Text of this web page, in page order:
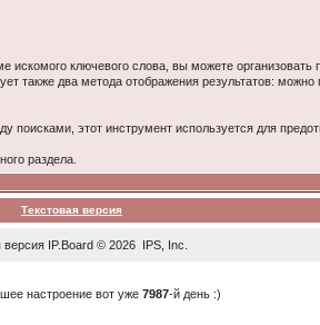
ключевого слова, вы можете
два метода отображения результатов:
поисками, этот инструмент используется для
раздела.
Текстовая версия
версия IP.Board© 2026 IPS, Inc
настроение вот уже7987-й день :)